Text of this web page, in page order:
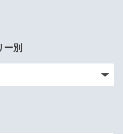
ー別